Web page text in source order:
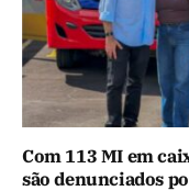
Com 113 MI em
são denunciados